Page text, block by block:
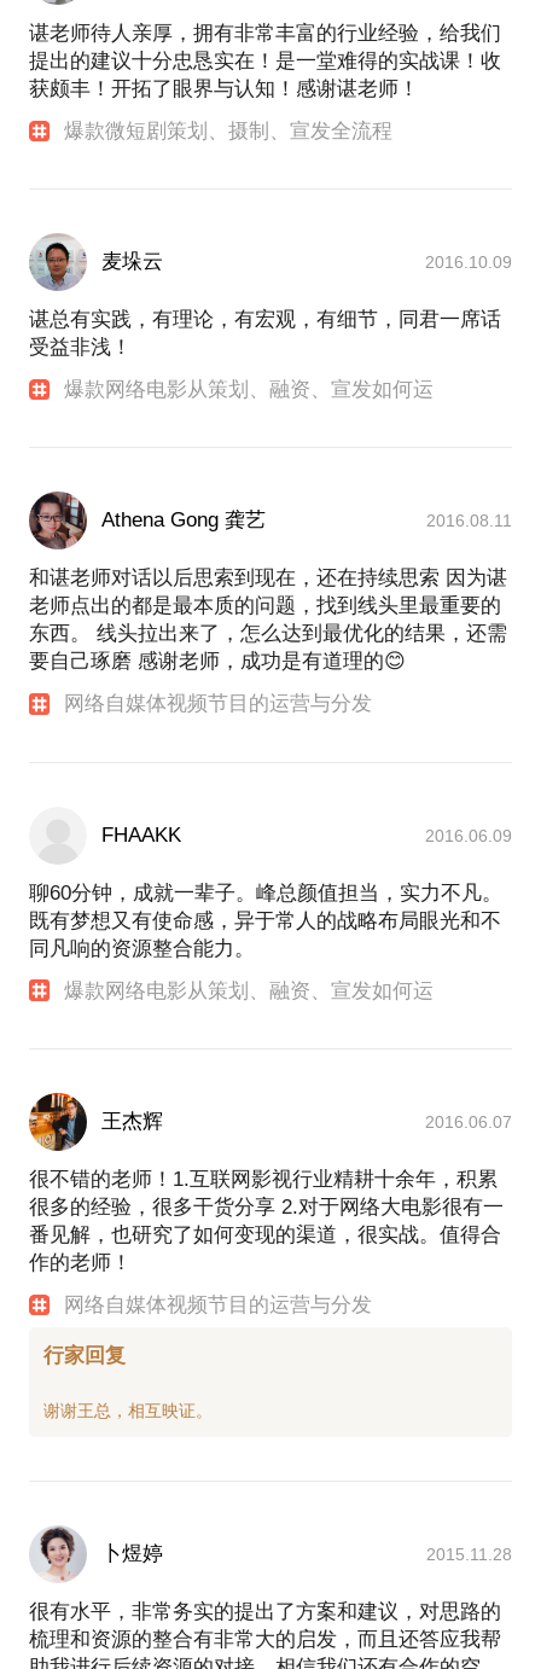
谌老师待人亲厚，拥有非常丰富的行业经验，给我们
提出的建议十分忠恳实在！是一堂难得的实战课！收
获颇丰！开拓了眼界与认知！感谢谌老师！
爆款微短剧策划、摄制、宣发全流程
麦垛云 2016.10.09
谌总有实践，有理论，有宏观，有细节，同君一席话
受益非浅！
爆款网络电影从策划、融资、宣发如何运
Athena Gong 龚艺 2016.08.11
和谌老师对话以后思索到现在，还在持续思索 因为谌
老师点出的都是最本质的问题，找到线头里最重要的
东西。 线头拉出来了，怎么达到最优化的结果，还需
要自己琢磨 感谢老师，成功是有道理的😊
网络自媒体视频节目的运营与分发
FHAAKK 2016.06.09
聊60分钟，成就一辈子。峰总颜值担当，实力不凡。
既有梦想又有使命感，异于常人的战略布局眼光和不
同凡响的资源整合能力。
爆款网络电影从策划、融资、宣发如何运
王杰辉 2016.06.07
很不错的老师！1.互联网影视行业精耕十余年，积累
很多的经验，很多干货分享 2.对于网络大电影很有一
番见解，也研究了如何变现的渠道，很实战。值得合
作的老师！
网络自媒体视频节目的运营与分发
行家回复
卜煜婷 2015.11.28
很有水平，非常务实的提出了方案和建议，对思路的
梳理和资源的整合有非常大的启发，而且还答应我帮